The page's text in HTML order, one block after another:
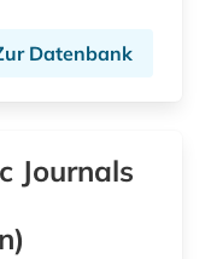
Datenbank
Journals